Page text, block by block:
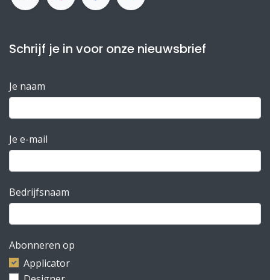
Schrijf je in voor onze nieuwsbrief
Je naam
Je e-mail
Bedrijfsnaam
Abonneren op
Applicator